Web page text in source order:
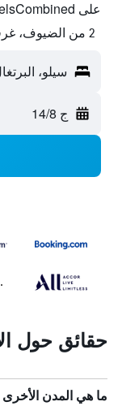
على HotelsCombined ووفّر.
2 من الضيوف، غرفة واحدة
سيلو،
ج 14/8
حقائق حول
ما هي المدن الأخرى